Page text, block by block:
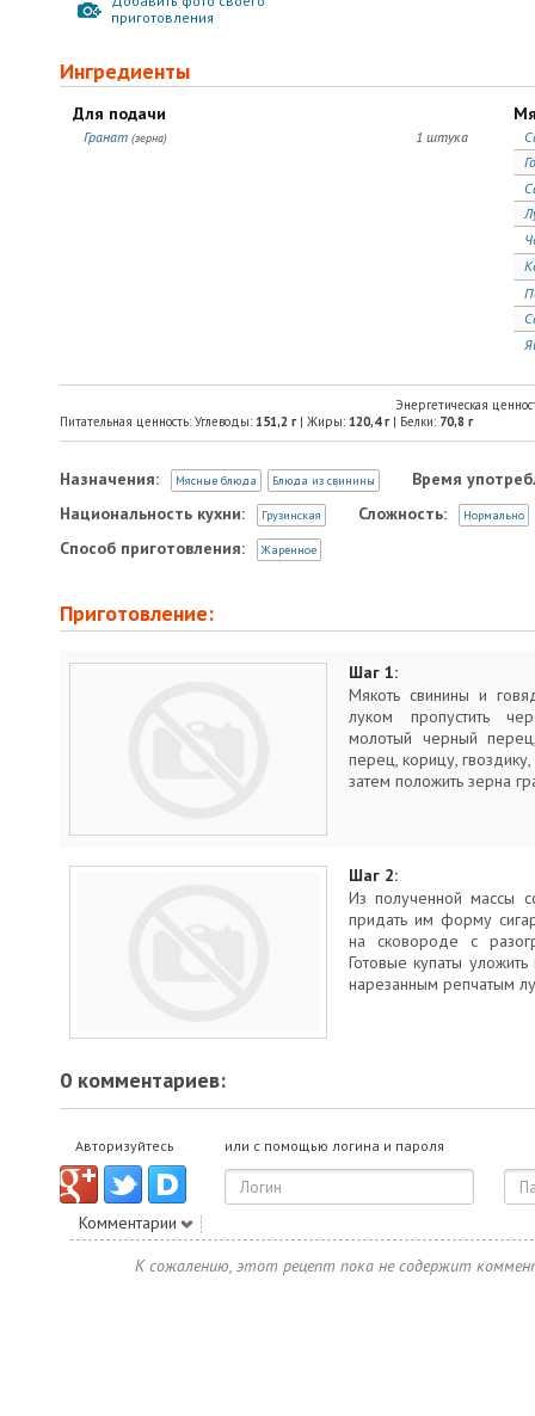
приготовления
Ингредиенты
Для подачи
1 штука
Гранат (зерна)
Энергетическая
Питательная ценность: Углеводы: 151,2 г| Жиры: 120,4г| Белки: 70,8 г
Назначения: Мясные блюда Блюда из свинины
Время
Национальность кухни:
Грузинская Сложность: Нормально
Способ приготовления: Жаренное
Приготовление:
Шаг 1:
Мякоть свинины и
луком пропустить
молотый черный
перец, корицу,
затем положить зерна
Шаг 2:
Из полученной массы
придать им форму
на сковороде с
Готовые купаты
нарезанным репчатым
0 комментариев:
Авторизуйтесь или с помощью логина и пароля
Комментарии
К сожалению, этот рецепт пока не содержит